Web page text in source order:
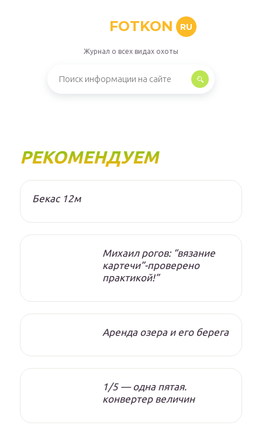
FOTKON RU
Журнал о всех видах охоты
РЕКОМЕНДУЕМ
Бекас 12м
Михаил рогов: “вязание
картечи”-проверено
практикой!”
Аренда озера и его берега
1/5 — одна пятая.
конвертер величин